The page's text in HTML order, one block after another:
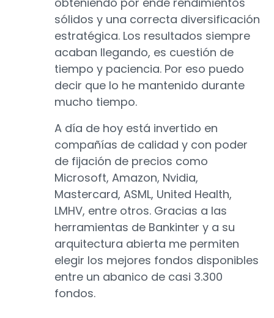
sólidos y una correcta diversificación
estratégica. Los resultados siempre
acaban llegando, es cuestión de
tiempo y paciencia. Por eso puedo
decir que lo he mantenido durante
mucho tiempo.
A día de hoy está invertido en
compañías de calidad y con poder
de fijación de precios como
Microsoft, Amazon, Nvidia,
Mastercard, ASML, United Health,
LMHV, entre otros. Gracias a las
herramientas de Bankinter y a su
arquitectura abierta me permiten
elegir los mejores fondos disponibles
entre un abanico de casi 3.300
fondos.